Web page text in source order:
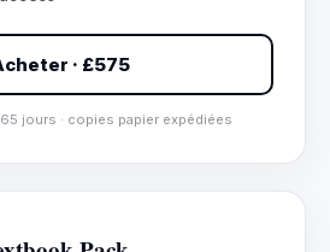
· £575
jours · copies papier expédiées